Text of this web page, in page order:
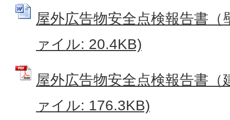
屋外広告物安全点検報告書（
ァイル: 20.4KB)
屋外広告物安全点検報告書（
ァイル: 176.3KB)